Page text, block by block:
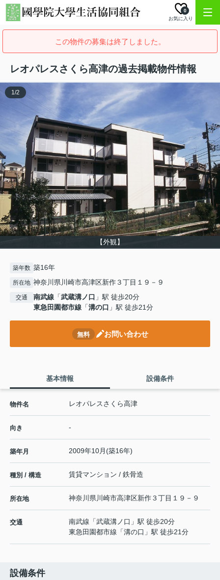
お気に入り
0
この物件の募集は終了しました。
レオパレスさくら高津の過去掲載物件情報
【外観】
1/2
築年数 築16年
所在地 神奈川県川崎市高津区新作３丁目１９－９
交通 南武線 「武蔵溝ノ口 」駅 徒歩20分
東急田園都市線 「溝の口 」駅 徒歩21分
無料 お問い合わせ
基本情報 設備条件
物件名 レオパレスさくら高津
向き -
築年月 2009年10月(築16年)
種別 / 構造 賃貸マンション / 鉄骨造
所在地 神奈川県川崎市高津区新作３丁目１９－９
交通 南武線 「武蔵溝ノ口 」駅 徒歩20分
東急田園都市線 「溝の口 」駅 徒歩21分
設備条件